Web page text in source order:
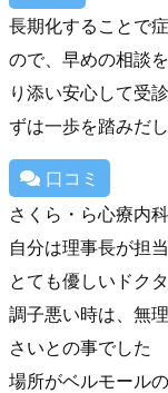
長期化することで
ので、早めの相談
り添い安心して受
ずは一歩を踏みだ
口コミ
さくら・ら心療内科
自分は理事長が担
とても優しいドク
調子悪い時は、無
さいとの事でした
場所がベルモール